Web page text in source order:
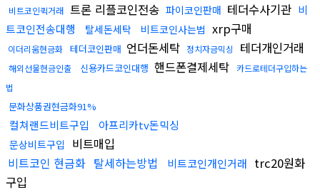
비트코인퀵거래 트론 리플코인전송 파이코인판매 테더수사기관 비
트코인전송대행
탈세돈세탁 비트코인사는법 xrp구매
이더리움현금화 테더코인판매 언더돈세탁 정치자금믹싱 테더개인거래
해외선물현금인출 신용카드코인대행 핸드폰결제세탁 카드로테더구입하는
법
문화상품권현금화91%
컬쳐랜드비트구입 아프리카tv돈믹싱
문상비트구입
비트매입
비트코인 현금화 탈세하는방법 비트코인개인거래 trc20원화
구입